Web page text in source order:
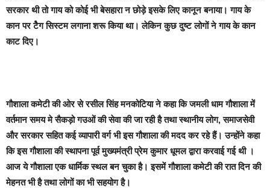
सरकार थी तो गाय को कोई भी बेसहारा न छोड़े इसके लिए कानून बनाया। गाय के
कान पर टैेग सिस्टम लगाना शरू किया था। लेकिन कुछ दुष्ट लोगों ने गाय के कान
काट दिए।
गौशाला कमेटी की ओर से रसील सिंह मनकोटिया ने कहा कि जमली धाम गौशाला में
वर्तमान समय मे सैकड़ो गउओं की सेवा की जा रही है तथा स्थानीय लोग, समाजसेवी
और सरकार सहित कई व्यापारी वर्ग भी इस गौशाला की मदद कर रहे हैं। उन्होंने कहा
कि इस गौशाला की स्थापना पूर्व मुख्यमंत्री प्रेम कुमार धूमल द्वारा करवाई गई थी ।
आज ये गौशाला एक धार्मिक स्थल बन चुका है। इसमें गौशाला कमेटी की रात दिन की
मेहनत भी है तथा लोगों का भी सहयोग है।